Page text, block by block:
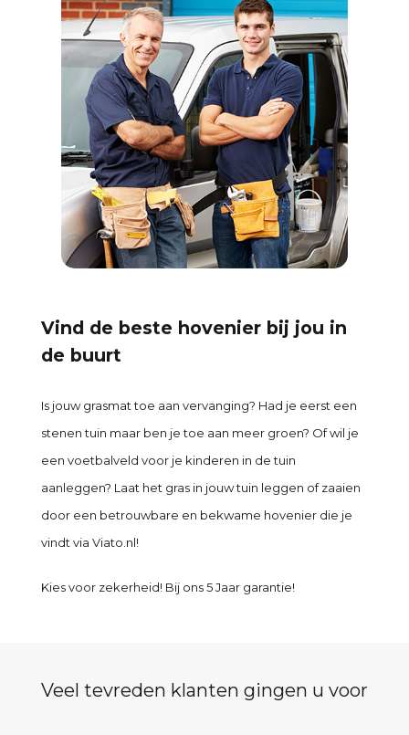
Vind de beste hovenier bij jou in
de buurt
Is jouw grasmat toe aan vervanging? Had je eerst een
stenen tuin maar ben je toe aan meer groen? Of wil je
een voetbalveld voor je kinderen in de tuin
aanleggen? Laat het gras in jouw tuin leggen of zaaien
door een betrouwbare en bekwame hovenier die je
vindt via Viato.nl!
Kies voor zekerheid! Bij ons 5 Jaar garantie!
Veel tevreden klanten gingen u voor